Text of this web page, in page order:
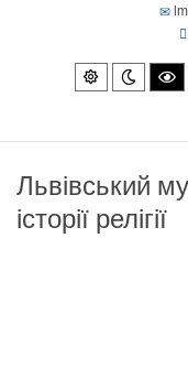
Default
mode
Night
mode
Львівський
історії релігії